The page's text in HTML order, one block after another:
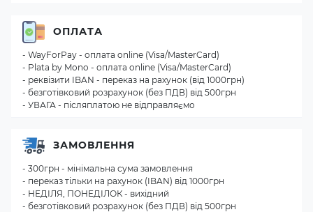
ОПЛАТА
- WayForPay - оплата online (Visa/MasterCard)
- Plata by Mono - оплата online (Visa/MasterCard)
- реквізити IBAN - переказ на рахунок (від 1000грн)
- безготівковий розрахунок (без ПДВ) від 500грн
- УВАГА - післяплатою не відправляємо
ЗАМОВЛЕННЯ
- 300грн - мінімальна сума замовлення
- переказ тільки на рахунок (IBAN) від 1000грн
- НЕДІЛЯ, ПОНЕДІЛОК - вихідний
- безготівковий розрахунок (без ПДВ) від 500грн